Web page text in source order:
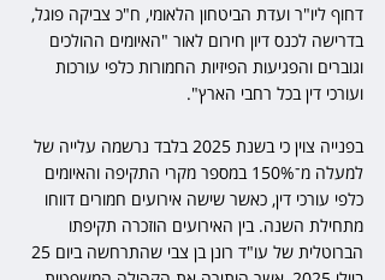
דחוף ליו"ר ועדת הביטחון הלאומי, ח"כ צביקה פוגל,
בדרישה לכנס דיון חירום לאור "האיומים ההולכים
וגוברים והפגיעות הפיזיות החמורות כלפי עורכות
ועורכי דין בכל רחבי הארץ".
בפנייה צוין כי בשנת 2025 בלבד נרשמה עלייה של
למעלה מ־150% במספר מקרי התקיפה והאיומים
כלפי עורכי דין, כאשר שישה אירועים חמורים דווחו
מתחילת השנה. בין האירועים הוזכרה תקיפתו